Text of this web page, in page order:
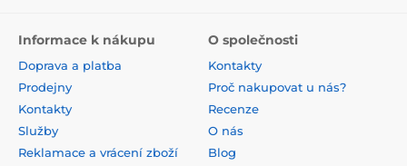
Informace k nákupu
Doprava a platba
Prodejny
Kontakty
Služby
Reklamace a vrácení zboží
O společnosti
Kontakty
Proč nakupovat u nás?
Recenze
O nás
Blog